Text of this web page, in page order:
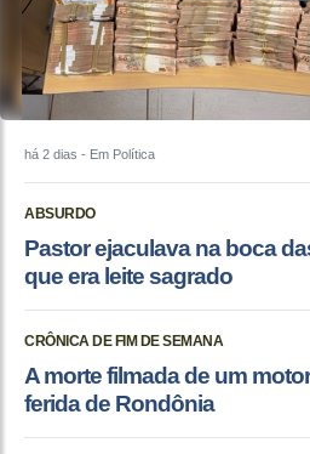
há 2 dias - Em Política
ABSURDO
Pastor ejaculava na boca
que era leite sagrado
CRÔNICA DE FIM DE SEMANA
A morte filmada de um
ferida de Rondônia